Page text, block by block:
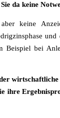
da keine
keine
Beispiel bei
ihre